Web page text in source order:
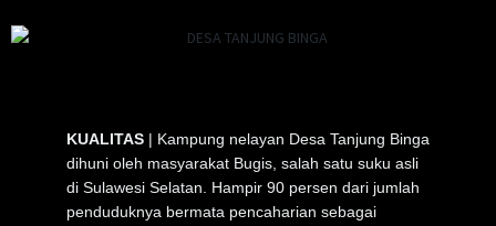
KUALITAS | Kampung nelayan Desa Tanjung Binga
dihuni oleh masyarakat Bugis, salah satu suku asli
di Sulawesi Selatan. Hampir 90 persen dari jumlah
penduduknya bermata pencaharian sebagai